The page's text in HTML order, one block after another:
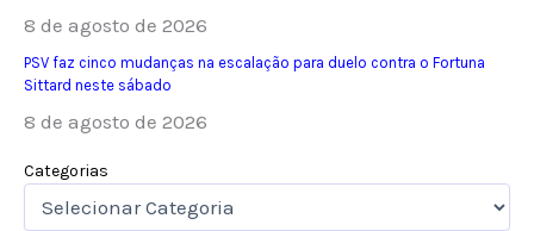
8 de agosto de 2026
PSV faz cinco mudanças na escalação para duelo contra o Fortuna
Sittard neste sábado
8 de agosto de 2026
Categorias